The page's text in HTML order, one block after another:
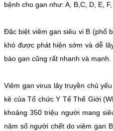
bệnh cho gan như: A, B,C, D, E,
Đặc biệt viêm gan siêu vi B (phổ
khó được phát hiện sớm và dễ
bào gan cũng rất nhanh và mạnh.
Viêm gan virus lây truyền chủ
kê của Tổ chức Y Tế Thế Giới
khoảng 350 triệu người mang
năm số người chết do viêm gan